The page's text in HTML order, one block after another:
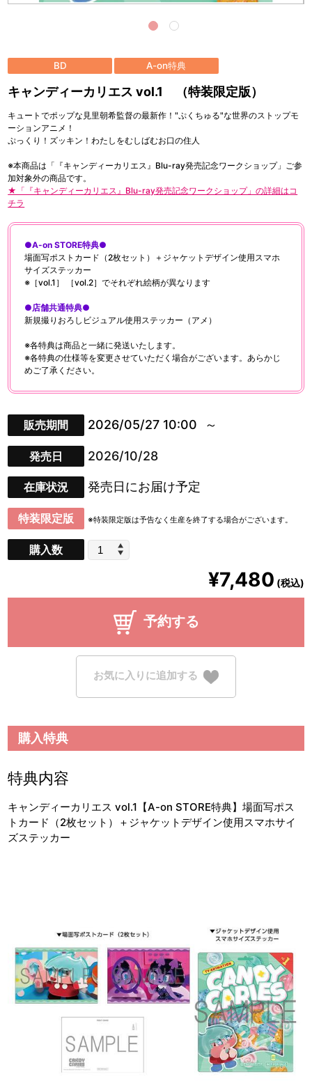
BD A-on特典
キャンディーカリエス vol.1 （特装限定版）
キュートでポップな見里朝希監督の最新作！"ぷくちゅる"な世界のストップモ
ーションアニメ！
ぷっくり！ズッキン！わたしをむしばむお口の住人
※本商品は「『キャンディーカリエス』Blu-ray発売記念ワークショップ」ご参
加対象外の商品です。
★「『キャンディーカリエス』Blu-ray発売記念ワークショップ」の詳細はコ
チラ
●A-on STORE特典●
場面写ポストカード（2枚セット）＋ジャケットデザイン使用スマホ
サイズステッカー
※［vol.1］ ［vol.2］でそれぞれ絵柄が異なります
●店舗共通特典●
新規撮りおろしビジュアル使用ステッカー（アメ）
※各特典は商品と一緒に発送いたします。
※各特典の仕様等を変更させていただく場合がございます。あらかじ
めご了承ください。
販売期間 2026/05/27 10:00
発売日 2026/10/28
在庫状況 発売日にお届け予定
特装限定版 ※特装限定版は予告なく生産を終了する場合がございます。
購入数
¥7,480 (税込)
予約する
お気に入りに追加する
購入特典
特典内容
キャンディーカリエス vol.1【A-on STORE特典】場面写ポス
トカード（2枚セット）＋ジャケットデザイン使用スマホサイ
ズステッカー